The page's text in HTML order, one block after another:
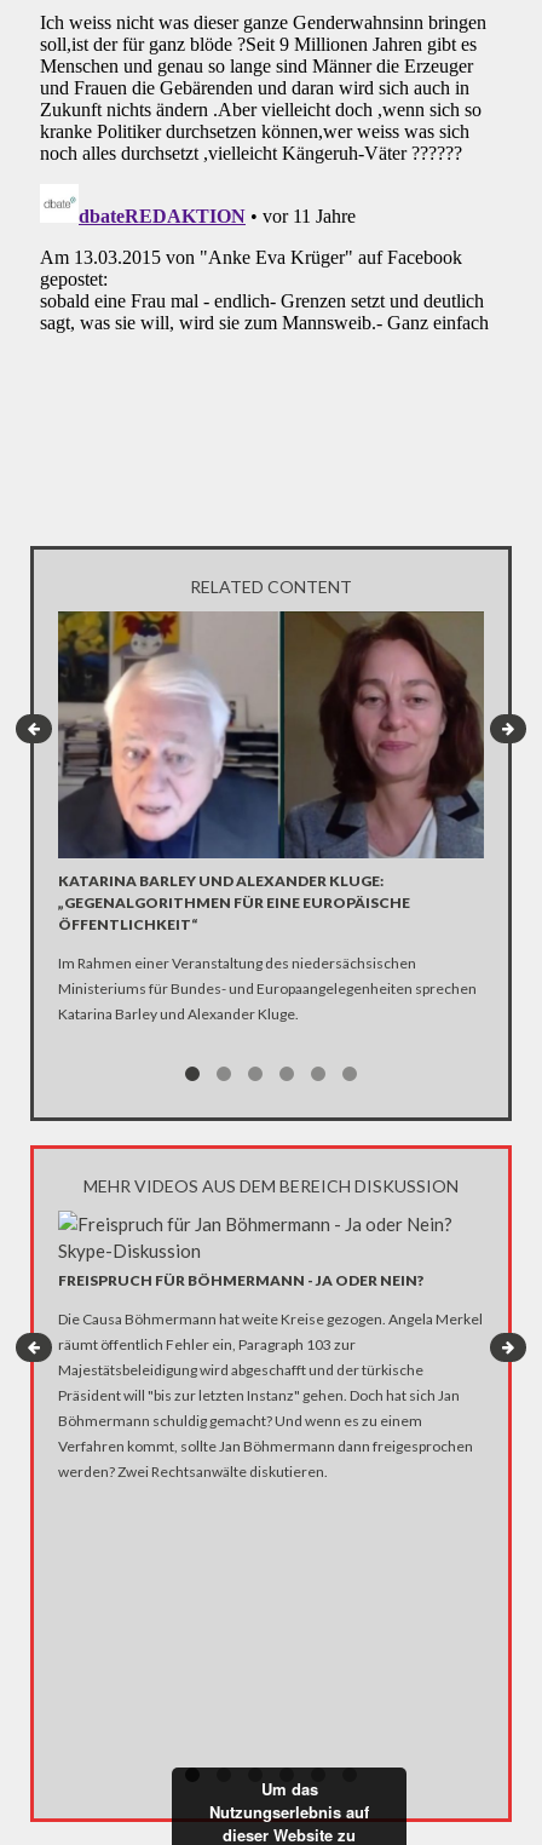
RELATED CONTENT
KATARINA BARLEY UND ALEXANDER KLUGE:
„GEGENALGORITHMEN FÜR EINE EUROPÄISCHE
ÖFFENTLICHKEIT“
Im Rahmen einer Veranstaltung des niedersächsischen
Ministeriums für Bundes- und Europaangelegenheiten sprechen
Katarina Barley und Alexander Kluge.
MEHR VIDEOS AUS DEM BEREICH DISKUSSION
FREISPRUCH FÜR BÖHMERMANN - JA ODER NEIN?
Die Causa Böhmermann hat weite Kreise gezogen. Angela Merkel
räumt öffentlich Fehler ein, Paragraph 103 zur
Majestätsbeleidigung wird abgeschafft und der türkische
Präsident will "bis zur letzten Instanz" gehen. Doch hat sich Jan
Böhmermann schuldig gemacht? Und wenn es zu einem
Verfahren kommt, sollte Jan Böhmermann dann freigesprochen
werden? Zwei Rechtsanwälte diskutieren.
Um das
Nutzungserlebnis auf
dieser Website zu